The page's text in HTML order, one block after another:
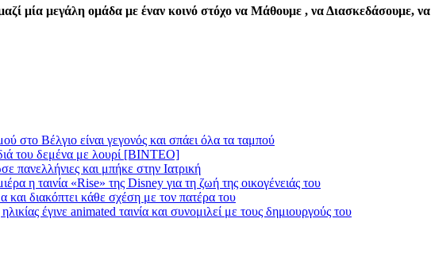
μία μεγάλη ομάδα με έναν κοινό στόχο να Μάθουμε , να Διασκεδάσουμε,
στο Βέλγιο είναι γεγονός και σπάει όλα τα ταμπού
του δεμένα με λουρί [BINTEO]
πανελλήνιες και μπήκε στην Ιατρική
η ταινία «Rise» της Disney για τη ζωή της οικογένειάς του
διακόπτει κάθε σχέση με τον πατέρα του
έγινε animated ταινία και συνομιλεί με τους δημιουργούς του